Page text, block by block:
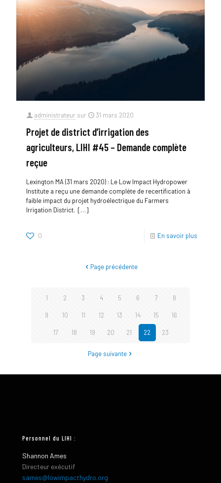
administrateur sur 31 mars 2020
Projet de district d’irrigation des
agriculteurs, LIHI #45 – Demande complète
reçue
Lexington MA (31 mars 2020) : Le Low Impact Hydropower
Institute a reçu une demande complète de recertification à
faible impact du projet hydroélectrique du Farmers
Irrigation District. […]
0 En savoir plus
Page précédente
1 2 3 4 5 6 7 8
9 10 11 12 13 14 15 16
17 18 19 20 21 22 23
Page suivante
Personnel du LIHI :
Shannon Ames
Directeur exécutif
sames@lowimpacthydro.org